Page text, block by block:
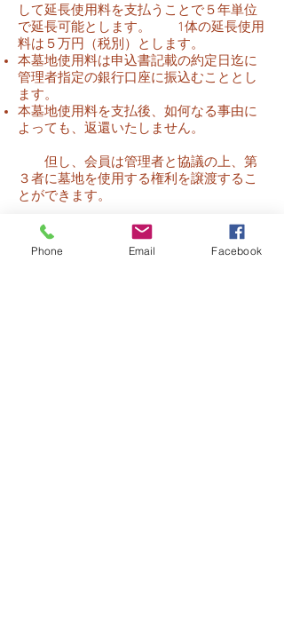
して延長使用料を支払うことで５年単位
で延長可能とします。 1体の延長使用
料は５万円（税別）とします。
本墓地使用料は申込書記載の約定日迄に
管理者指定の銀行口座に振込むこととし
ます。
本墓地使用料を支払後、如何なる事由に
よっても、返還いたしません。​
但し、会員は管理者と協議の上、第
３者に墓地を使用する権利を譲渡するこ
とができます。
Phone Email Facebook